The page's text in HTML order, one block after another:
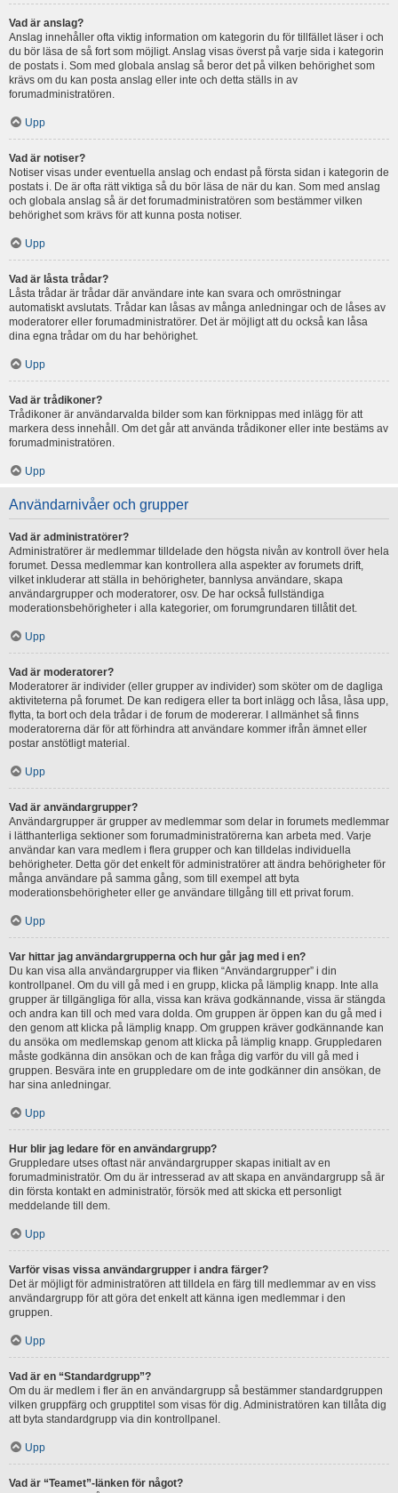
Vad är anslag?
Anslag innehåller ofta viktig information om kategorin du för tillfället läser i och
du bör läsa de så fort som möjligt. Anslag visas överst på varje sida i kategorin
de postats i. Som med globala anslag så beror det på vilken behörighet som
krävs om du kan posta anslag eller inte och detta ställs in av
forumadministratören.
Upp
Vad är notiser?
Notiser visas under eventuella anslag och endast på första sidan i kategorin de
postats i. De är ofta rätt viktiga så du bör läsa de när du kan. Som med anslag
och globala anslag så är det forumadministratören som bestämmer vilken
behörighet som krävs för att kunna posta notiser.
Upp
Vad är låsta trådar?
Låsta trådar är trådar där användare inte kan svara och omröstningar
automatiskt avslutats. Trådar kan låsas av många anledningar och de låses av
moderatorer eller forumadministratörer. Det är möjligt att du också kan låsa
dina egna trådar om du har behörighet.
Upp
Vad är trådikoner?
Trådikoner är användarvalda bilder som kan förknippas med inlägg för att
markera dess innehåll. Om det går att använda trådikoner eller inte bestäms av
forumadministratören.
Upp
Användarnivåer och grupper
Vad är administratörer?
Administratörer är medlemmar tilldelade den högsta nivån av kontroll över hela
forumet. Dessa medlemmar kan kontrollera alla aspekter av forumets drift,
vilket inkluderar att ställa in behörigheter, bannlysa användare, skapa
användargrupper och moderatorer, osv. De har också fullständiga
moderationsbehörigheter i alla kategorier, om forumgrundaren tillåtit det.
Upp
Vad är moderatorer?
Moderatorer är individer (eller grupper av individer) som sköter om de dagliga
aktiviteterna på forumet. De kan redigera eller ta bort inlägg och låsa, låsa upp,
flytta, ta bort och dela trådar i de forum de modererar. I allmänhet så finns
moderatorerna där för att förhindra att användare kommer ifrån ämnet eller
postar anstötligt material.
Upp
Vad är användargrupper?
Användargrupper är grupper av medlemmar som delar in forumets medlemmar
i lätthanterliga sektioner som forumadministratörerna kan arbeta med. Varje
användar kan vara medlem i flera grupper och kan tilldelas individuella
behörigheter. Detta gör det enkelt för administratörer att ändra behörigheter för
många användare på samma gång, som till exempel att byta
moderationsbehörigheter eller ge användare tillgång till ett privat forum.
Upp
Var hittar jag användargrupperna och hur går jag med i en?
Du kan visa alla användargrupper via fliken “Användargrupper” i din
kontrollpanel. Om du vill gå med i en grupp, klicka på lämplig knapp. Inte alla
grupper är tillgängliga för alla, vissa kan kräva godkännande, vissa är stängda
och andra kan till och med vara dolda. Om gruppen är öppen kan du gå med i
den genom att klicka på lämplig knapp. Om gruppen kräver godkännande kan
du ansöka om medlemskap genom att klicka på lämplig knapp. Gruppledaren
måste godkänna din ansökan och de kan fråga dig varför du vill gå med i
gruppen. Besvära inte en gruppledare om de inte godkänner din ansökan, de
har sina anledningar.
Upp
Hur blir jag ledare för en användargrupp?
Gruppledare utses oftast när användargrupper skapas initialt av en
forumadministratör. Om du är intresserad av att skapa en användargrupp så är
din första kontakt en administratör, försök med att skicka ett personligt
meddelande till dem.
Upp
Varför visas vissa användargrupper i andra färger?
Det är möjligt för administratören att tilldela en färg till medlemmar av en viss
användargrupp för att göra det enkelt att känna igen medlemmar i den
gruppen.
Upp
Vad är en “Standardgrupp”?
Om du är medlem i fler än en användargrupp så bestämmer standardgruppen
vilken gruppfärg och grupptitel som visas för dig. Administratören kan tillåta dig
att byta standardgrupp via din kontrollpanel.
Upp
Vad är “Teamet”-länken för något?